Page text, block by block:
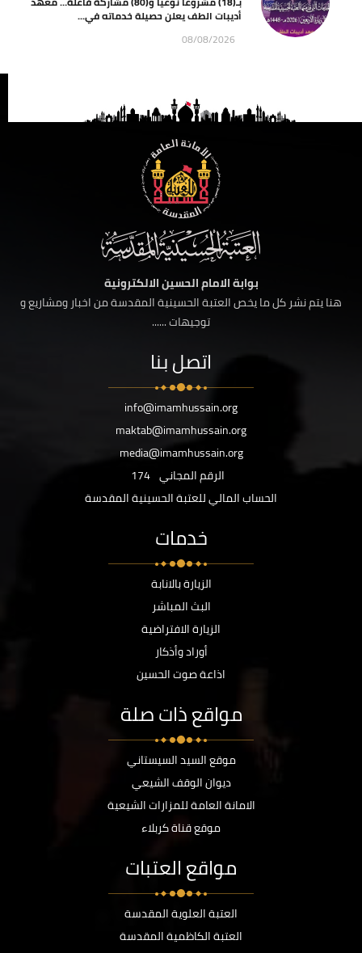
أديبات الطف يعلن حصيلة خدماته في...
08/08/2026
بوابة الامام الحسين الالكترونية
هنا يتم نشر كل ما يخص العتبة الحسينية المقدسة من اخبار ومشاريع و
توجيهات ......
اتصل بنا
info@imamhussain.org
maktab@imamhussain.org
media@imamhussain.org
الرقم المجاني 174
الحساب المالي للعتبة الحسينية المقدسة
خدمات
الزيارة بالانابة
البث المباشر
الزيارة الافتراضية
أوراد وأذكار
اذاعة صوت الحسين
مواقع ذات صلة
موقع السيد السيستاني
ديوان الوقف الشيعي
الامانة العامة للمزارات الشيعية
موقع قناة كربلاء
مواقع العتبات
العتبة العلوية المقدسة
العتبة الكاظمية المقدسة